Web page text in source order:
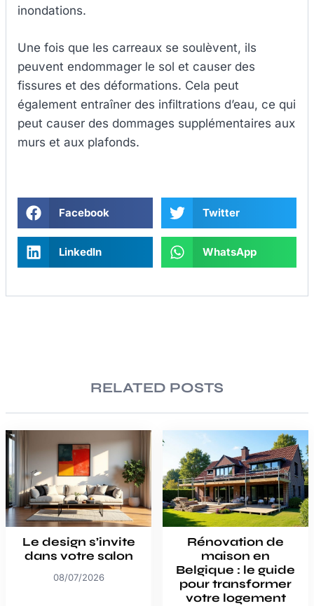
inondations.
Une fois que les carreaux se soulèvent, ils
peuvent endommager le sol et causer des
fissures et des déformations. Cela peut
également entraîner des infiltrations d’eau, ce qui
peut causer des dommages supplémentaires aux
murs et aux plafonds.
Facebook Twitter
LinkedIn WhatsApp
RELATED POSTS
Le design s’invite
dans votre salon
08/07/2026
Rénovation de
maison en
Belgique : le guide
pour transformer
votre logement